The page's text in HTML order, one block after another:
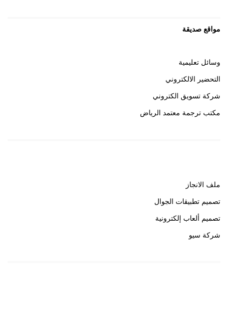
مواقع صديقة
وسائل تعليمية
التحضير الالكتروني
شركة تسويق الكتروني
مكتب ترجمة معتمد الرياض
ملف الانجاز
تصميم تطبيقات الجوال
تصميم ألعاب إلكترونية
شركة سيو